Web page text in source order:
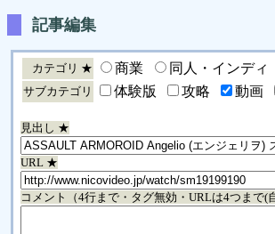
記事編集
カテゴリ ★ 商業 同人・インディ
サブカテゴリ 体験版 攻略 動画
見出し ★
URL ★
コメント（4行まで・タグ無効・URLは4つまで(